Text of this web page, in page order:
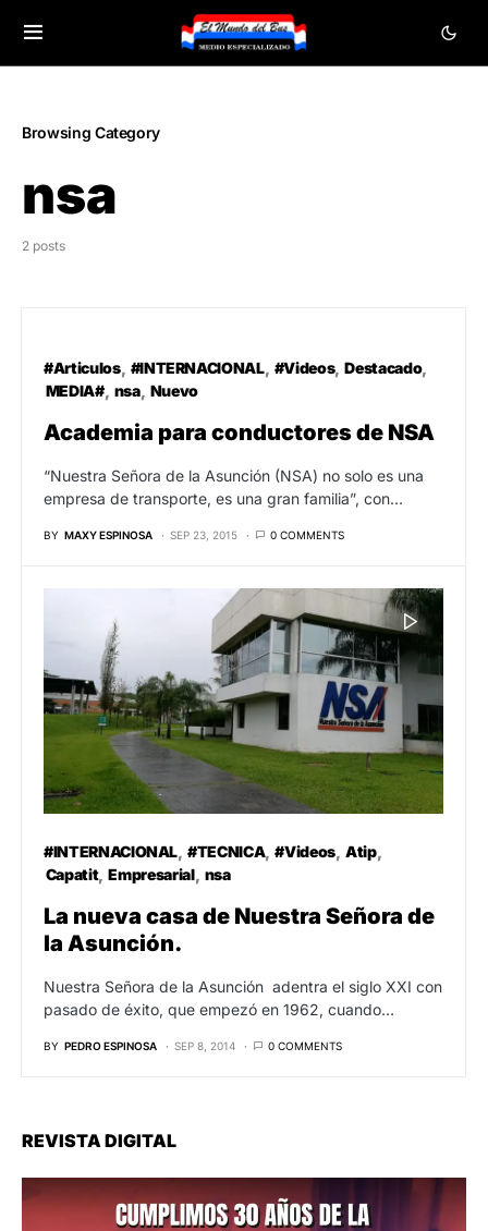
Browsing Category
nsa
2 posts
#Articulos #INTERNACIONAL #Videos Destacado
MEDIA# nsa Nuevo
Academia para conductores de NSA
“Nuestra Señora de la Asunción (NSA) no solo es una
empresa de transporte, es una gran familia”, con…
BY MAXY ESPINOSA SEP 23, 2015 0 COMMENTS
#INTERNACIONAL #TECNICA #Videos Atip
Capatit Empresarial nsa
La nueva casa de Nuestra Señora de
la Asunción.
Nuestra Señora de la Asunción adentra el siglo XXI con
pasado de éxito, que empezó en 1962, cuando…
BY PEDRO ESPINOSA SEP 8, 2014 0 COMMENTS
REVISTA DIGITAL